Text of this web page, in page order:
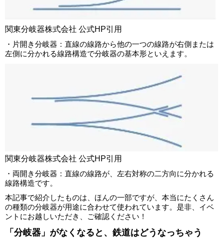
関東分岐器株式会社 公式HP引用
・片開き分岐器：直線の線路から他の一つの線路が右側または
左側に分かれる線路構造で分岐器の基本形といえます。
関東分岐器株式会社 公式HP引用
・両開き分岐器：直線の線路が、左右対称の二方向に分かれる
線路構造です。
本記事で紹介したものは、ほんの一部ですが、本当にたくさん
の種類の分岐器が用途に合わせて使われています。是非、イベ
ントにお越しいただき、ご確認ください！
「分岐器」がなくなると、鉄道はどうなっちゃう